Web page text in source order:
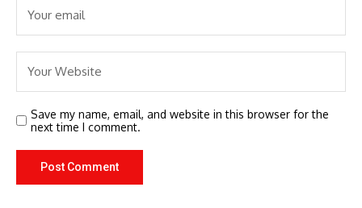
Save my name, email, and website in this browser for the
next time I comment.